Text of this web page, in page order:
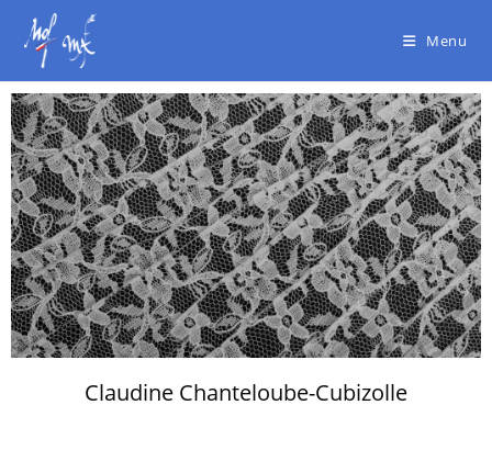
Menu
Claudine Chanteloube-Cubizolle